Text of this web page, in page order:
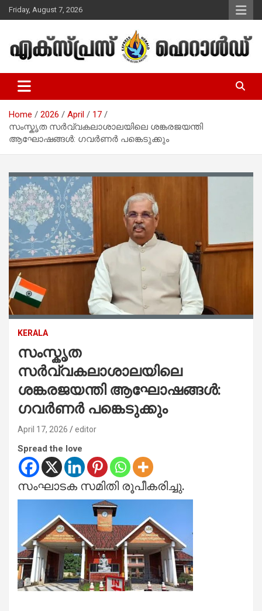
Skip
to
Friday, August 7, 2026
Express Herald – Malayalam
Christian News
Home 2026 April
17
സംസ്കൃത സര്‍വ്വകലാശാലയിലെ ശങ്കരജയന്തി
ആഘോഷങ്ങള്‍: ഗവര്‍ണര്‍ പങ്കെടുക്കും
KERALA
സംസ്കൃത
സര്‍വ്വകലാശാലയിലെ
ശങ്കരജയന്തി ആഘോഷങ്ങള്‍:
ഗവര്‍ണര്‍ പങ്കെടുക്കും
April 17, 2026 editor
Spread the love
സംഘാടക സമിതി രൂപീകരിച്ചു.